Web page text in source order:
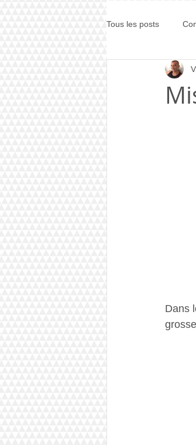
Tous les posts
Concours 2021
Dans